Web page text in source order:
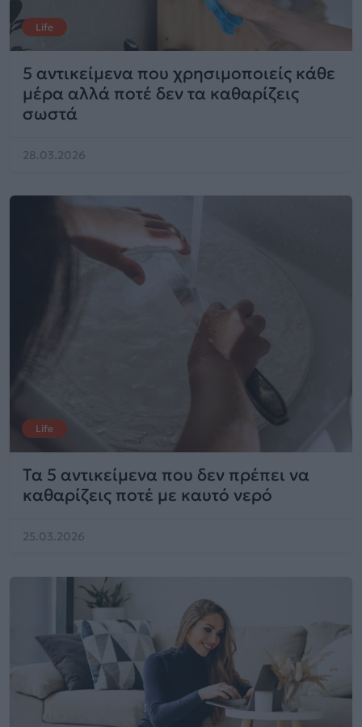
Life
5 αντικείμενα που χρησιμοποιείς κάθε
μέρα αλλά ποτέ δεν τα καθαρίζεις
σωστά
28.03.2026
Life
Τα 5 αντικείμενα που δεν πρέπει να
καθαρίζεις ποτέ με καυτό νερό
25.03.2026